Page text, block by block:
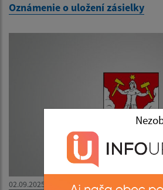
Oznámenie o uložení zásielky
02.09.2025